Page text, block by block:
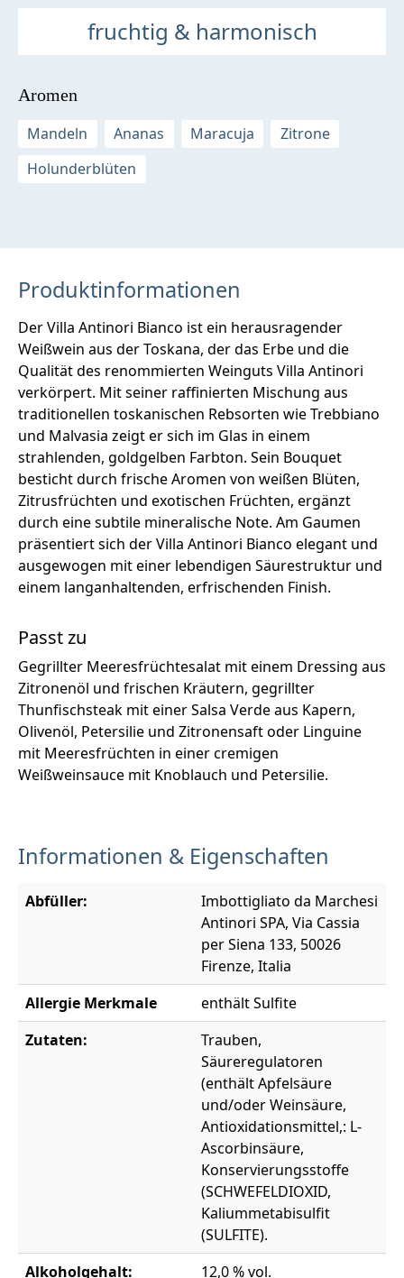
fruchtig & harmonisch
Aromen
Mandeln
Ananas Maracuja
Zitrone
Holunderblüten
Produktinformationen
Der Villa Antinori Bianco ist ein herausragender
Weißwein aus der Toskana, der das Erbe und die
Qualität des renommierten Weinguts Villa Antinori
verkörpert. Mit seiner raffinierten Mischung aus
traditionellen toskanischen Rebsorten wie Trebbiano
und Malvasia zeigt er sich im Glas in einem
strahlenden, goldgelben Farbton. Sein Bouquet
besticht durch frische Aromen von weißen Blüten,
Zitrusfrüchten und exotischen Früchten, ergänzt
durch eine subtile mineralische Note. Am Gaumen
präsentiert sich der Villa Antinori Bianco elegant und
ausgewogen mit einer lebendigen Säurestruktur und
einem langanhaltenden, erfrischenden Finish.
Passt zu
Gegrillter Meeresfrüchtesalat mit einem Dressing aus
Zitronenöl und frischen Kräutern, gegrillter
Thunfischsteak mit einer Salsa Verde aus Kapern,
Olivenöl, Petersilie und Zitronensaft oder Linguine
mit Meeresfrüchten in einer cremigen
Weißweinsauce mit Knoblauch und Petersilie.
Informationen & Eigenschaften
Abfüller:
Imbottigliato da Marchesi
Antinori SPA, Via Cassia
per Siena 133, 50026
Firenze, Italia
Allergie Merkmale
enthält Sulfite
Zutaten:
Trauben,
Säureregulatoren
(enthält Apfelsäure
und/oder Weinsäure,
Antioxidationsmittel,: L-
Ascorbinsäure,
Konservierungsstoffe
(SCHWEFELDIOXID,
Kaliummetabisulfit
(SULFITE).
Alkoholgehalt:
12,0 % vol.